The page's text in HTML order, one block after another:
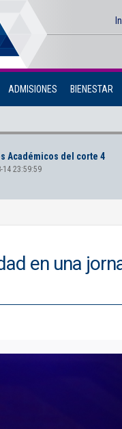
ADMISIONES BIENESTAR
Académicos del corte 4
14 23:59:59
en una